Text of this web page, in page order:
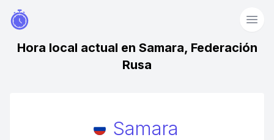
Hora local actual en Samara, Federación
Rusa
Samara